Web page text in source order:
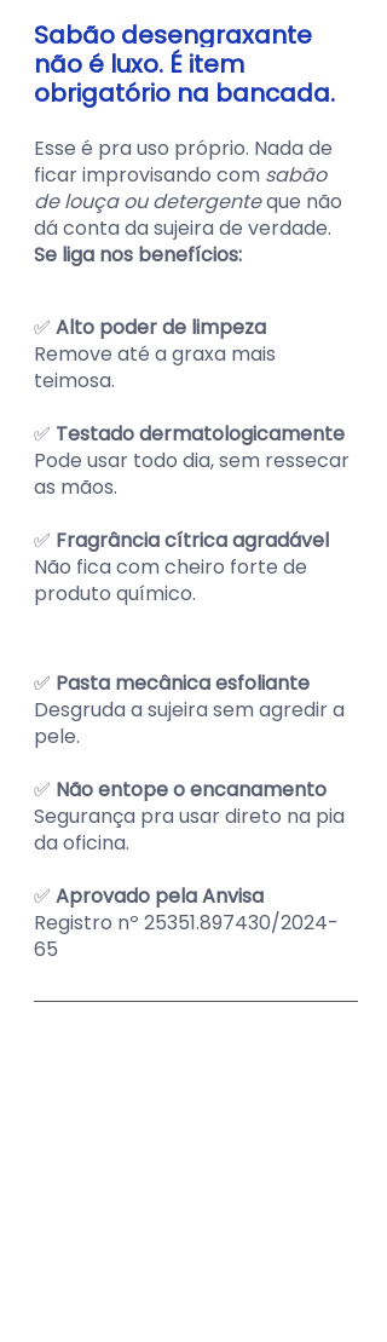
Sabão desengraxante
não é luxo. É item
obrigatório na bancada.
Esse é pra uso próprio. Nada de
ficar improvisando com sabão
de louça ou detergenteque não
dá conta da sujeira de verdade.
Se liga nos benefícios:
✅ Alto poder de limpeza
Remove até a graxa mais
teimosa.
✅ Testado dermatologicamente
Pode usar todo dia, sem ressecar
as mãos.
✅ Fragrância cítrica agradável
Não fica com cheiro forte de
produto químico.
✅ Pasta mecânica esfoliante
Desgruda a sujeira sem agredir a
pele.
✅ Não entope o encanamento
Segurança pra usar direto na pia
da oficina.
✅ Aprovado pela Anvisa
Registro nº 25351.897430/2024-
65